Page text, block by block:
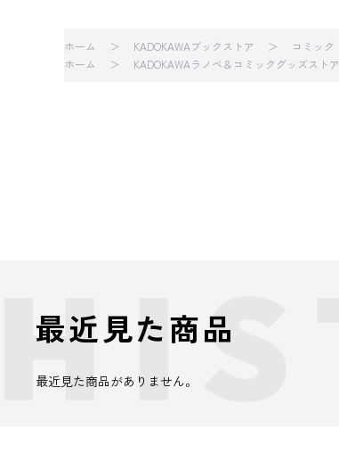
ホーム KADOKAWAブックストア コミック
ホーム
KADOKAWAラノベ＆コミックグッズストア
最近見た商品
最近見た商品がありません。